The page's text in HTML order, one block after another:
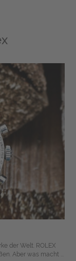
der Welt. ROLEX
Aber was macht ...